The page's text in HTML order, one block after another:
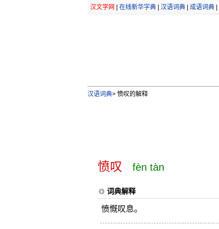
汉文学网 在线新华字典| 汉语词典| 成语词典|
汉语词典>愤叹的解释
愤叹 fèn tàn
词典解释
愤慨叹息。